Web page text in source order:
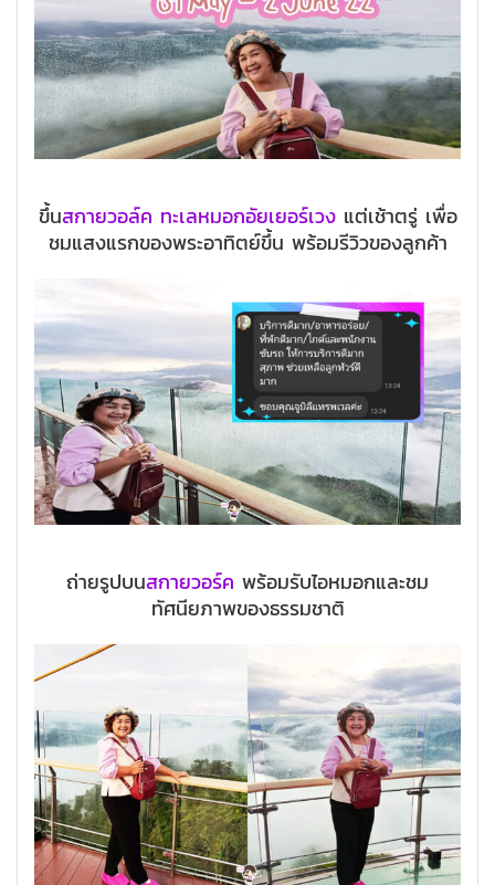
ขึ้นสกายวอล์ค ทะเลหมอกอัยเยอร์เวงแต่เช้าตรู่ เพื่อ
ชมแสงแรกของพระอาทิตย์ขึ้น พร้อมรีวิวของลูกค้า
ถ่ายรูปบนสกายวอร์ค พร้อมรับไอหมอกและชม
ทัศนียภาพของธรรมชาติ